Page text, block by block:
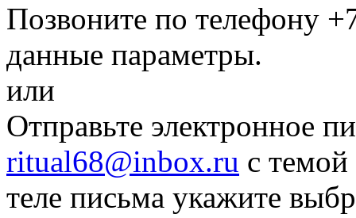
Позвоните по телефону
данные параметры.
или
Отправьте электронное
ritual68@inbox.ru с
теле письма укажите